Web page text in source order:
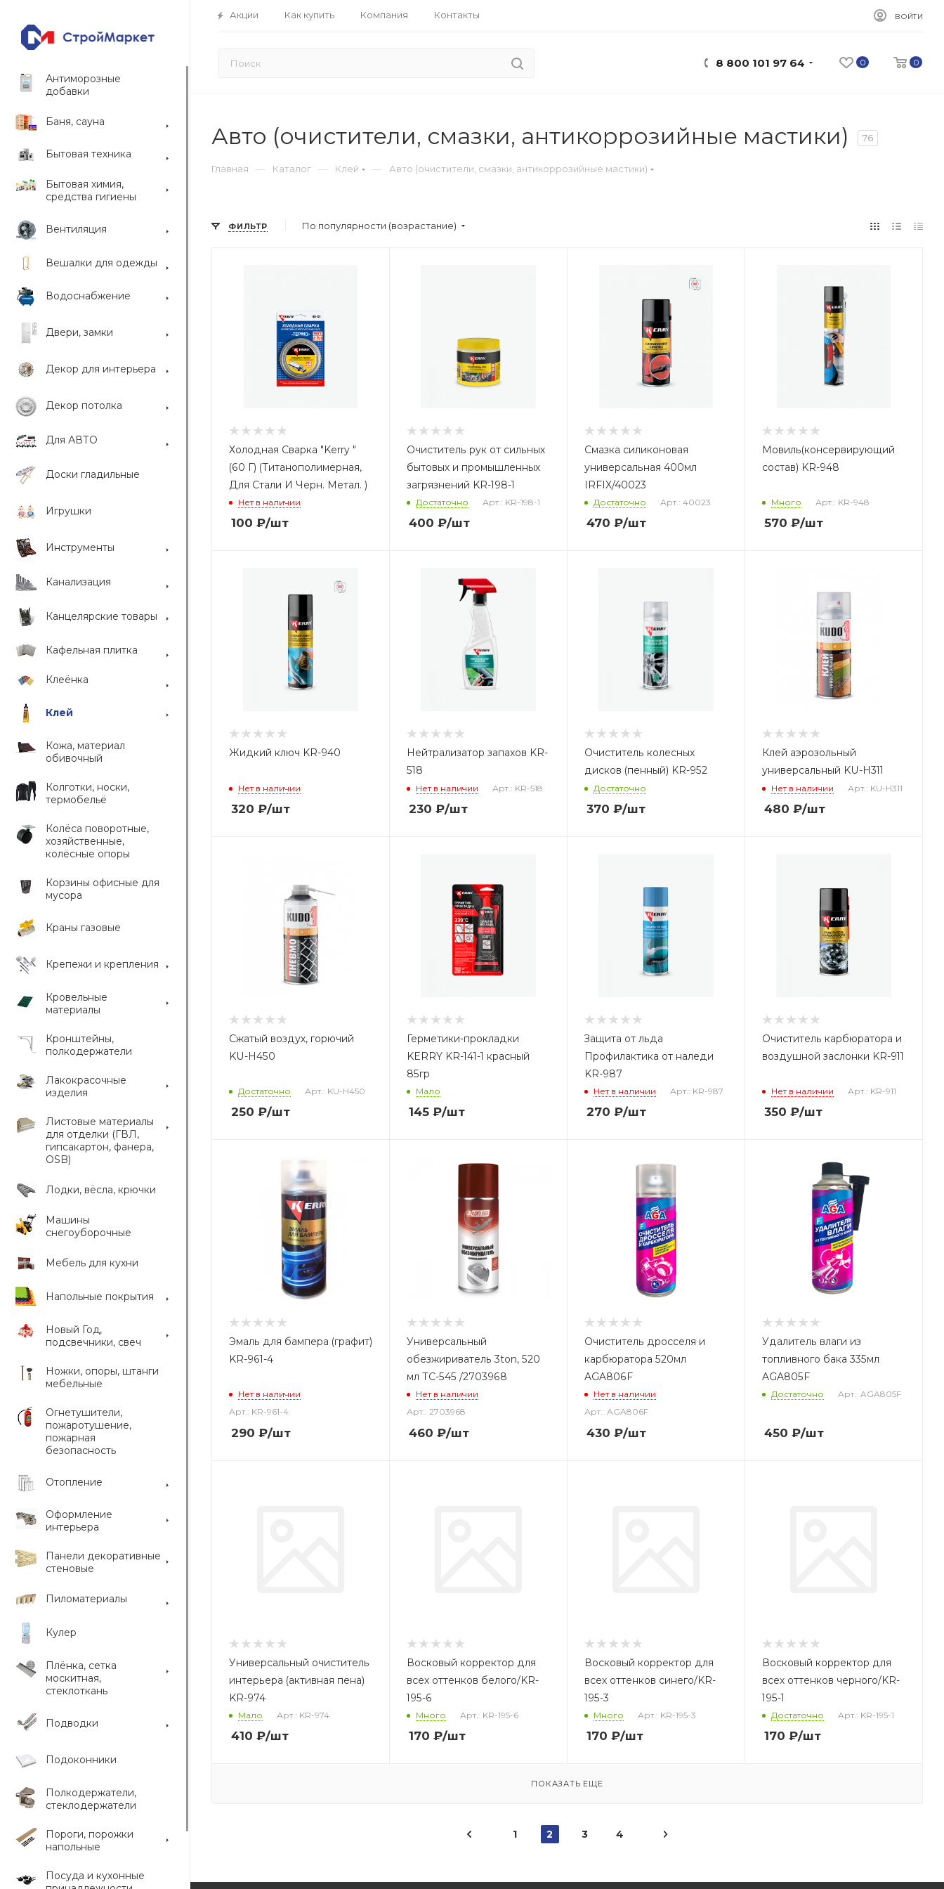
Акции Как купить Компания Контакты ВОЙТИ
0 0
8 800 101 97 64
Антиморозные
добавки
Баня, сауна
Бытовая техника
Бытовая химия,
средства гигиены
Вентиляция
Вешалки для одежды
Водоснабжение
Двери, замки
Декор для интерьера
Декор потолка
Для АВТО
Доски гладильные
Игрушки
Инструменты
Канализация
Канцелярские товары
Кафельная плитка
Клеёнка
Клей
Кожа, материал
обивочный
Колготки, носки,
термобельё
Колёса поворотные,
хозяйственные,
колёсные опоры
Корзины офисные для
мусора
Краны газовые
Крепежи и крепления
Кровельные
материалы
Кронштейны,
полкодержатели
Лакокрасочные
изделия
Листовые материалы
для отделки (ГВЛ,
гипсакартон, фанера,
OSB)
Лодки, вёсла, крючки
Машины
снегоуборочные
Мебель для кухни
Напольные покрытия
Новый Год,
подсвечники, свеч
Ножки, опоры, штанги
мебельные
Огнетушители,
пожаротушение,
пожарная
безопасность
Отопление
Оформление
интерьера
Панели декоративные
стеновые
Пиломатериалы
Кулер
Плёнка, сетка
москитная,
стеклоткань
Подводки
Подоконники
Полкодержатели,
стеклодержатели
Пороги, порожки
напольные
Посуда и кухонные
Авто (очистители, смазки, антикоррозийные мастики) 76
Главная — Каталог — Клей — Авто (очистители, смазки, антикоррозийные мастики)
ФИЛЬТР По популярности (возрастание)
Холодная Сварка "Kerry "
(60 Г) (Титанополимерная,
Для Стали И Черн. Метал. )
Нет в наличии
100 ₽/шт
Очиститель рук от сильных
бытовых и промышленных
загрязнений KR-198-1
Достаточно Арт.: KR-198-1
400 ₽/шт
Смазка силиконовая
универсальная 400мл
IRFIX/40023
Достаточно Арт.: 40023
470 ₽/шт
Мовиль(консервирующий
состав) KR-948
Много Арт.: KR-948
570 ₽/шт
Жидкий ключ KR-940
Нет в наличии
320 ₽/шт
Нейтрализатор запахов KR-
518
Нет в наличии Арт.: KR-518
230 ₽/шт
Очиститель колесных
дисков (пенный) KR-952
Достаточно
370 ₽/шт
Клей аэрозольный
универсальный KU-H311
Нет в наличии Арт.: KU-H311
480 ₽/шт
Сжатый воздух, горючий
KU-H450
Достаточно Арт.: KU-H450
250 ₽/шт
Герметики-прокладки
KERRY KR-141-1 красный
85гр
Мало
145 ₽/шт
Защита от льда
Профилактика от наледи
KR-987
Нет в наличии Арт.: KR-987
270 ₽/шт
Очиститель карбюратора и
воздушной заслонки KR-911
Нет в наличии Арт.: KR-911
350 ₽/шт
Эмаль для бампера (графит)
KR-961-4
Нет в наличии
Арт.: KR-961-4
290 ₽/шт
Универсальный
обезжириватель 3ton, 520
мл ТС-545 /2703968
Нет в наличии
Арт.: 2703968
460 ₽/шт
Очиститель дросселя и
карбюратора 520мл
AGA806F
Нет в наличии
Арт.: AGA806F
430 ₽/шт
Удалитель влаги из
топливного бака 335мл
AGA805F
Достаточно Арт.: AGA805F
450 ₽/шт
Универсальный очиститель
интерьера (активная пена)
KR-974
Мало Арт.: KR-974
410 ₽/шт
Восковый корректор для
всех оттенков белого/KR-
195-6
Много Арт.: KR-195-6
170 ₽/шт
Восковый корректор для
всех оттенков синего/KR-
195-3
Много Арт.: KR-195-3
170 ₽/шт
Восковый корректор для
всех оттенков черного/KR-
195-1
Достаточно Арт.: KR-195-1
170 ₽/шт
ПОКАЗАТЬ ЕЩЕ
1 2 3 4